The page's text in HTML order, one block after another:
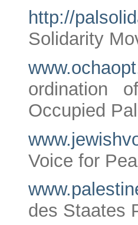
http://
Solidarity
ordination
Occupied
Voice for
des Staates